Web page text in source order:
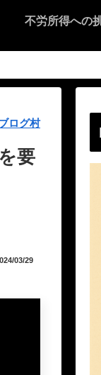
不労所得への
ログ村
要
03/29